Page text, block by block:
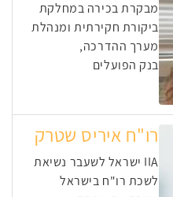
מבקרת בכירה במחלקת
ביקורת חקירתית ומנהלת
מערך ההדרכה,
בנק הפועלים
רו"ח איריס שטרק
IIA ישראל לשעבר נשיאת
לשכת רו"ח בישראל